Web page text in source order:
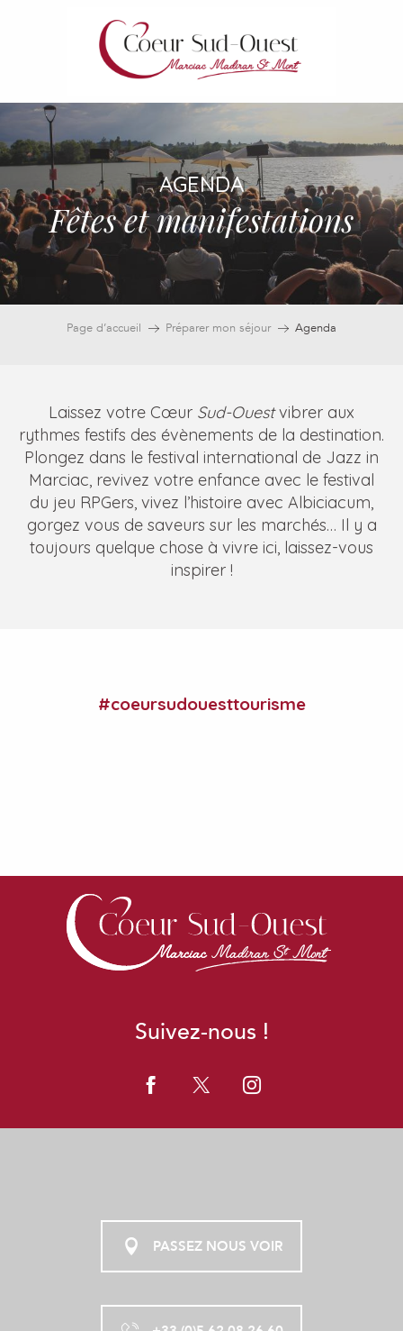
AGENDA
Fêtes et manifestations
Page d’accueil Préparer mon séjour Agenda
Laissez votre Cœur Sud-Ouestvibrer aux
rythmes festifs des évènements de la destination.
Plongez dans le festival international de Jazz in
Marciac, revivez votre enfance avec le festival
du jeu RPGers, vivez l’histoire avec Albiciacum,
gorgez vous de saveurs sur les marchés… Il y a
toujours quelque chose à vivre ici, laissez-vous
inspirer !
#coeursudouesttourisme
Suivez-nous !
PASSEZ NOUS VOIR